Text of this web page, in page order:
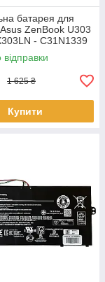
батарея для
ZenBook U303
- C31N1339
АКБ
1 625 ₴
Купити